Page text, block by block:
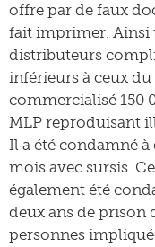
offre par de faux
fait imprimer. Ainsi
distributeurs
inférieurs à ceux
commercialisé 150
MLP reproduisant
Il a été condamné
mois avec sursis.
également été
deux ans de prison
personnes